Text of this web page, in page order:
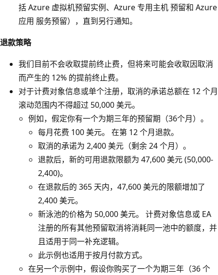
括 Azure 虚拟机预留实例、Azure 专用主机 预留和 Azure
应用 服务预留），直到另行通知。
退款策略
我们目前不会收取提前终止费，但将来可能会收取因取消
而产生的 12% 的提前终止费。
对于计费对象信息或单个注册，取消的承诺总额在 12 个月
滚动范围内不得超过 50,000 美元。
例如，假定你有一个为期三年的预留期（36个月）。
每月花费 100 美元。 在第 12 个月退款。
取消的承诺为 2,400 美元（剩余 24 个月）。
退款后，新的可用退款限额为 47,600 美元 (50,000-
2,400)。
在退款后的 365 天内，47,600 美元的限额增加了
2,400 美元。
新泳池的价格为 50,000 美元。 计费对象信息或 EA
注册的所有其他预留取消将消耗同一池中的额度，并
且适用于同一补充逻辑。
此示例也适用于按月付款方式。
在另一个示例中，假设你购买了一个为期三年（36 个